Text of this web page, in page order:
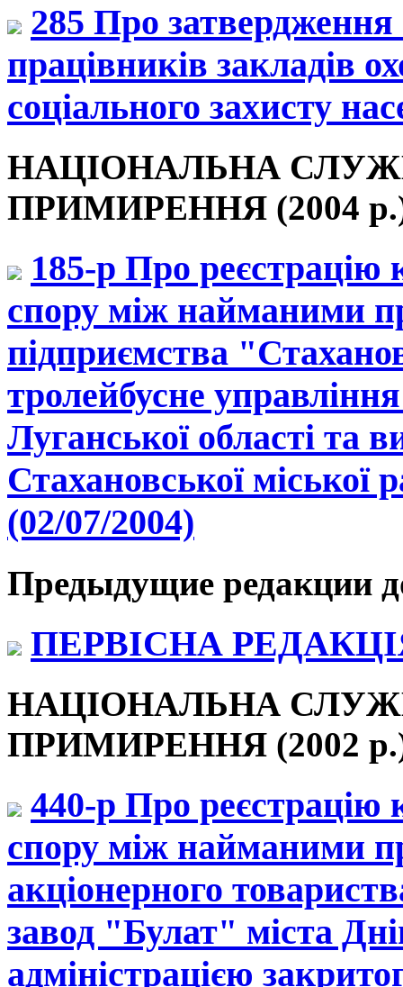
285 Про
працівників закладів
соціального захисту
НАЦІОНАЛЬНА
ПРИМИРЕННЯ (2004
185-р Про реєстрацію
спору між найманими
підприємства
тролейбусне
Луганської області та
Стахановської міської
(02/07/2004)
Предыдущие редакции
ПЕРВІСНА РЕДАКЦІЯ
НАЦІОНАЛЬНА
ПРИМИРЕННЯ (2002
440-р Про реєстрацію
спору між найманими
акціонерного
завод "Булат" міста
адміністрацією